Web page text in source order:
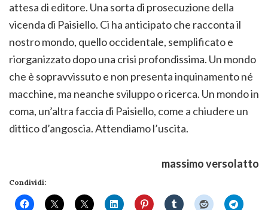
attesa di editore. Una sorta di prosecuzione della
vicenda di Paisiello. Ci ha anticipato che racconta il
nostro mondo, quello occidentale, semplificato e
riorganizzato dopo una crisi profondissima. Un mondo
che è sopravvissuto e non presenta inquinamento né
macchine, ma neanche sviluppo o ricerca. Un mondo in
coma, un’altra faccia di Paisiello, come a chiudere un
dittico d’angoscia. Attendiamo l’uscita.
massimo versolatto
Condividi: